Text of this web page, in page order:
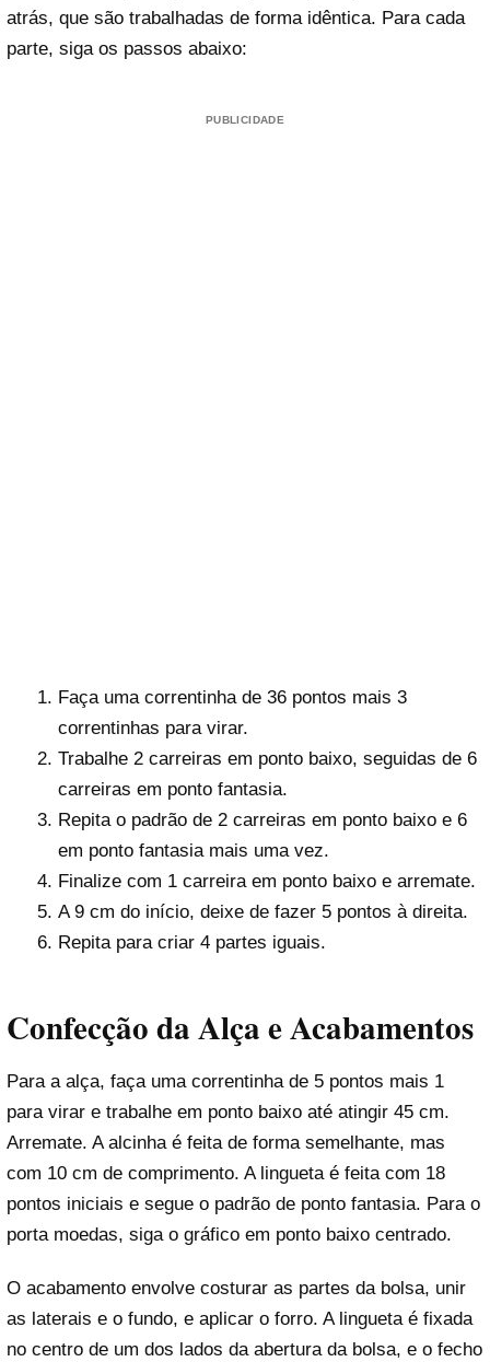
atrás, que são trabalhadas de forma idêntica. Para cada
parte, siga os passos abaixo:
PUBLICIDADE
Faça uma correntinha de 36 pontos mais 3
correntinhas para virar.
Trabalhe 2 carreiras em ponto baixo, seguidas de 6
carreiras em ponto fantasia.
Repita o padrão de 2 carreiras em ponto baixo e 6
em ponto fantasia mais uma vez.
Finalize com 1 carreira em ponto baixo e arremate.
A 9 cm do início, deixe de fazer 5 pontos à direita.
Repita para criar 4 partes iguais.
Confecção da Alça e Acabamentos
Para a alça, faça uma correntinha de 5 pontos mais 1
para virar e trabalhe em ponto baixo até atingir 45 cm.
Arremate. A alcinha é feita de forma semelhante, mas
com 10 cm de comprimento. A lingueta é feita com 18
pontos iniciais e segue o padrão de ponto fantasia. Para o
porta moedas, siga o gráfico em ponto baixo centrado.
O acabamento envolve costurar as partes da bolsa, unir
as laterais e o fundo, e aplicar o forro. A lingueta é fixada
no centro de um dos lados da abertura da bolsa, e o fecho